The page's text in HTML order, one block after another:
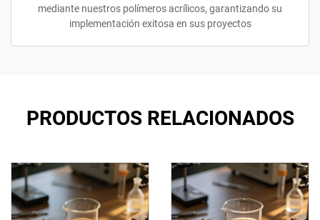
mediante nuestros polímeros acrílicos, garantizando su
implementación exitosa en sus proyectos
PRODUCTOS RELACIONADOS